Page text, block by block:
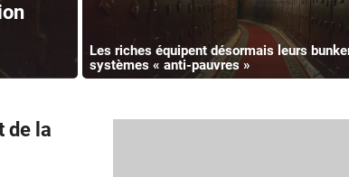
Les riches équipent désormais leurs
systèmes « anti-pauvres »
de la